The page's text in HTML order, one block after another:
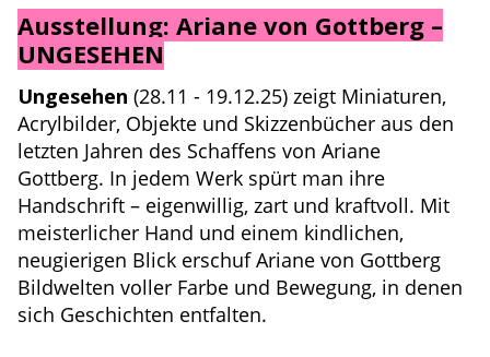
Ausstellung: Ariane von Gottberg –
UNGESEHEN
Ungesehen (28.11 - 19.12.25) zeigt Miniaturen,
Acrylbilder, Objekte und Skizzenbücher aus den
letzten Jahren des Schaffens von Ariane
Gottberg. In jedem Werk spürt man ihre
Handschrift – eigenwillig, zart und kraftvoll. Mit
meisterlicher Hand und einem kindlichen,
neugierigen Blick erschuf Ariane von Gottberg
Bildwelten voller Farbe und Bewegung, in denen
sich Geschichten entfalten.